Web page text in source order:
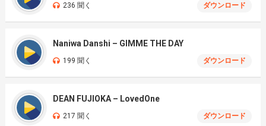
236 聞く ダウンロード
Naniwa Danshi – GIMME THE DAY
199 聞く ダウンロード
DEAN FUJIOKA – LovedOne
217 聞く ダウンロード